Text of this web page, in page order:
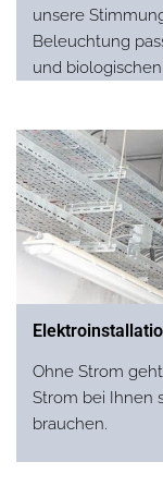
unsere
Beleuchtung
und
Ohne Strom
Strom bei Ihnen
brauchen.